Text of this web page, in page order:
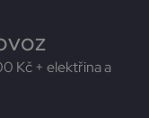
Kč + elektřina a